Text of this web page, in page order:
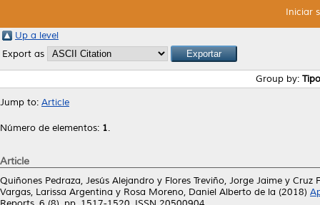
Iniciar
Up a level
Export as
Group by:
Jump to: Article
Número de elementos: 1.
Article
Quiñones Pedraza, Jesús Alejandro y Flores Treviño, Jorge Jaime y Cruz
Vargas, Larissa Argentina y Rosa Moreno, Daniel Alberto de la (2018)